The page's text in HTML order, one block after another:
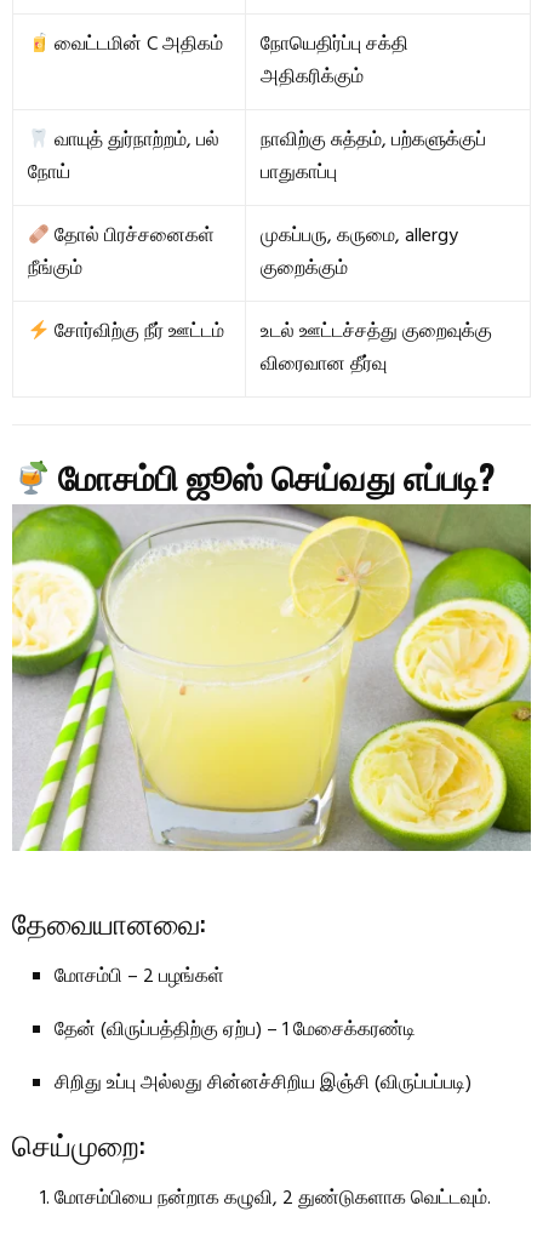
வைட்டமின் C அதிகம்
நோயெதிர்ப்பு சக்தி
அதிகரிக்கும்
வாயுத் துர்நாற்றம், பல்
நோய்
நாவிற்கு சுத்தம், பற்களுக்குப்
பாதுகாப்பு
தோல் பிரச்சனைகள்
நீங்கும்
முகப்பரு, கருமை, allergy
குறைக்கும்
சோர்விற்கு நீர் ஊட்டம்
உடல் ஊட்டச்சத்து குறைவுக்கு
விரைவான தீர்வு
மோசம்பி ஜூஸ் செய்வது எப்படி?
தேவையானவை:
மோசம்பி – 2 பழங்கள்
தேன் (விருப்பத்திற்கு ஏற்ப) – 1 மேசைக்கரண்டி
சிறிது உப்பு அல்லது சின்னச்சிறிய இஞ்சி (விருப்பப்படி)
செய்முறை:
மோசம்பியை நன்றாக கழுவி, 2 துண்டுகளாக வெட்டவும்.